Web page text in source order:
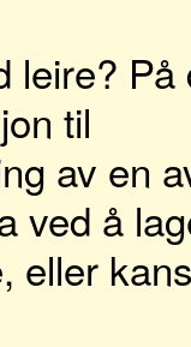
leire? På
til
av en
ved å
eller